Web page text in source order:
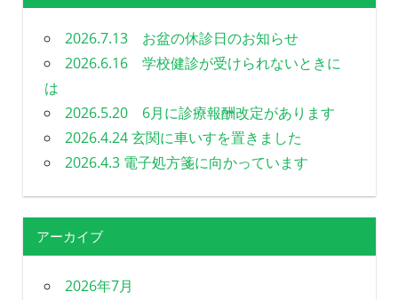
科
を
指
ま
2026.7.13 お盆の休診日のお知らせ
2026.6.16 学校健診が受けられないときに
は
2026.5.20 6月に診療報酬改定があります
2026.4.24 玄関に車いすを置きました
2026.4.3 電子処方箋に向かっています
アーカイブ
2026年7月